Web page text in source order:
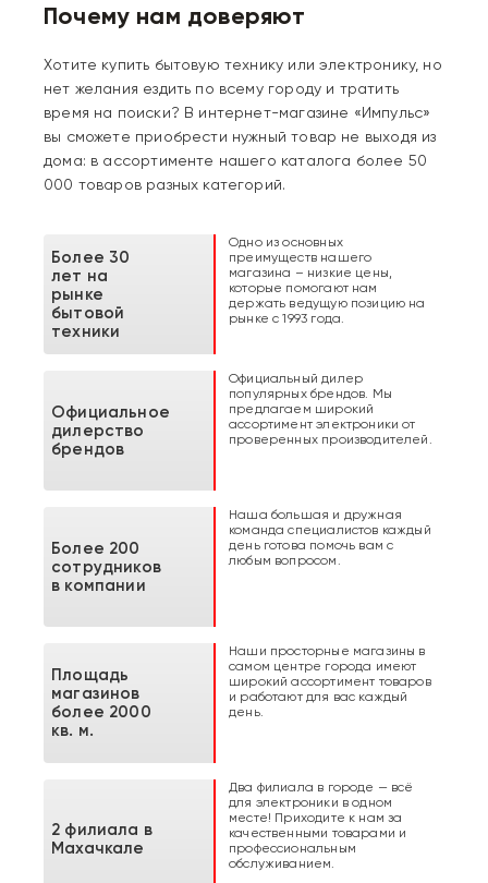
Почему нам доверяют
Хотите купить бытовую технику или электронику, но
нет желания ездить по всему городу и тратить
время на поиски? В интернет-магазине «Импульс»
вы сможете приобрести нужный товар не выходя из
дома: в ассортименте нашего каталога более 50
000 товаров разных категорий.
Более 30
лет на
рынке
бытовой
техники
Одно из основных
преимуществ нашего
магазина – низкие цены,
которые помогают нам
держать ведущую позицию на
рынке с 1993 года.
Официальное
дилерство
брендов
Официальный дилер
популярных брендов. Мы
предлагаем широкий
ассортимент электроники от
проверенных производителей.
Более 200
сотрудников
в компании
Наша большая и дружная
команда специалистов каждый
день готова помочь вам с
любым вопросом.
Площадь
магазинов
более 2000
кв. м.
Наши просторные магазины в
самом центре города имеют
широкий ассортимент товаров
и работают для вас каждый
день.
2 филиала в
Махачкале
Два филиала в городе — всё
для электроники в одном
месте! Приходите к нам за
качественными товарами и
профессиональным
обслуживанием.